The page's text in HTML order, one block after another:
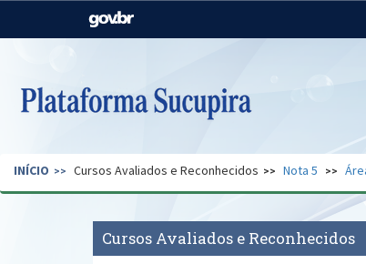
Casa Civil
Pecuária e Abastecimento
Secretaria de Governo Gabinete de
INÍCIO Cursos Avaliados e Reconhecidos Nota 5
Cursos Avaliados e Reconhecidos